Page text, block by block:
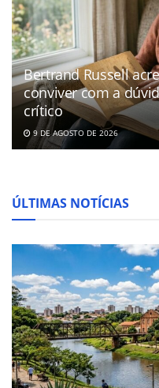
Bertrand Russell
conviver com a
crítico
9 DE AGOSTO DE 2026
ÚLTIMAS NOTÍCIAS